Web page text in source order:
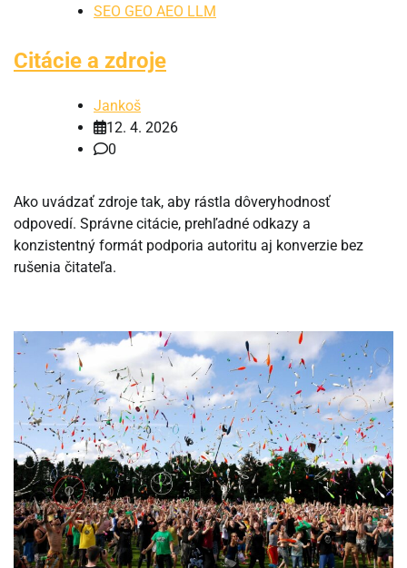
SEO GEO AEO LLM
Citácie a zdroje
Jankoš
12. 4. 2026
0
Ako uvádzať zdroje tak, aby rástla dôveryhodnosť
odpovedí. Správne citácie, prehľadné odkazy a
konzistentný formát podporia autoritu aj konverzie bez
rušenia čitateľa.